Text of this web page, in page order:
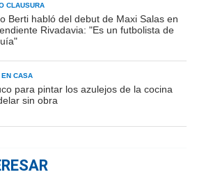
CLAUSURA
Berti habló del debut de Maxi Salas en
Rivadavia: "Es un futbolista de
EN CASA
para pintar los azulejos de la cocina
sin obra